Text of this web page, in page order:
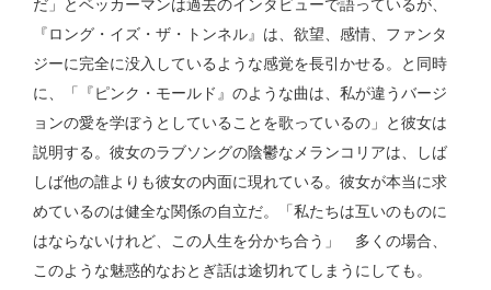
だ」とベッカーマンは過去のインタビューで語っているが、
『ロング・イズ・ザ・トンネル』は、欲望、感情、ファンタ
ジーに完全に没入しているような感覚を長引かせる。と同時
に、「『ピンク・モールド』のような曲は、私が違うバージ
ョンの愛を学ぼうとしていることを歌っているの」と彼女は
説明する。彼女のラブソングの陰鬱なメランコリアは、しば
しば他の誰よりも彼女の内面に現れている。彼女が本当に求
めているのは健全な関係の自立だ。「私たちは互いのものに
はならないけれど、この人生を分かち合う」 多くの場合、
このような魅惑的なおとぎ話は途切れてしまうにしても。